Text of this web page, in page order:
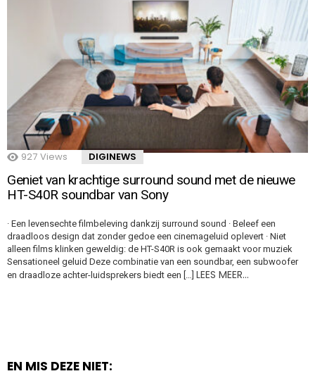
927 Views DIGINEWS
Geniet van krachtige surround sound met de nieuwe
HT-S40R soundbar van Sony
· Een levensechte filmbeleving dankzij surround sound · Beleef een
draadloos design dat zonder gedoe een cinemageluid oplevert · Niet
alleen films klinken geweldig: de HT-S40R is ook gemaakt voor muziek
Sensationeel geluid Deze combinatie van een soundbar, een subwoofer
en draadloze achter-luidsprekers biedt een […] LEES MEER…
EN MIS DEZE NIET: